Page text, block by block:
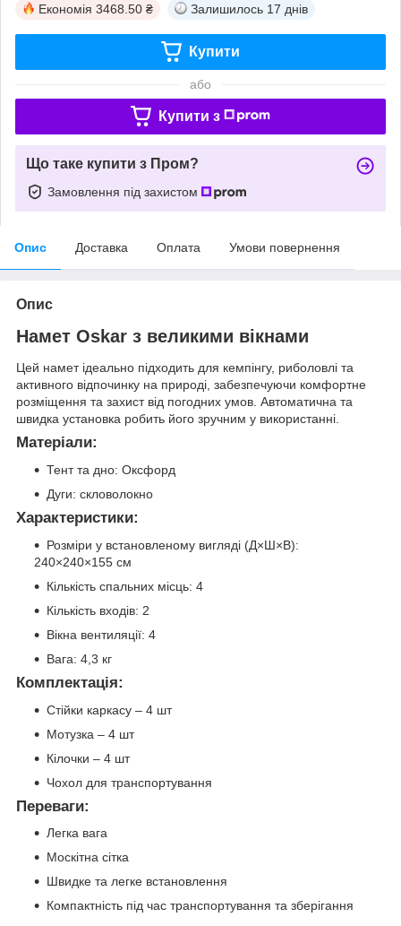
Економія 3468.50 ₴ Залишилось 17 днів
Купити
або
Купити з
Що таке купити з Пром?
Замовлення під захистом
Опис Доставка Оплата Умови повернення
Опис
Намет Oskar з великими вікнами
Цей намет ідеально підходить для кемпінгу, риболовлі та
активного відпочинку на природі, забезпечуючи комфортне
розміщення та захист від погодних умов. Автоматична та
швидка установка робить його зручним у використанні.
Матеріали:
Тент та дно: Оксфорд
Дуги: скловолокно
Характеристики:
Розміри у встановленому вигляді (Д×Ш×В):
240×240×155 см
Кількість спальних місць: 4
Кількість входів: 2
Вікна вентиляції: 4
Вага: 4,3 кг
Комплектація:
Стійки каркасу – 4 шт
Мотузка – 4 шт
Кілочки – 4 шт
Чохол для транспортування
Переваги:
Легка вага
Москітна сітка
Швидке та легке встановлення
Компактність під час транспортування та зберігання